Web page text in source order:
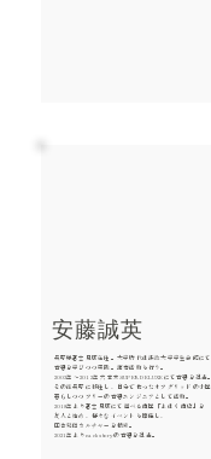
安藤誠英
長野県富士見町在住。大学時代は法政大学学生会館にて
音響を学びつつ実践。演奏活動も行う。
2003年〜2012年 六本木SUPER DELUXEにて音響を担当。
その後長野に移住し、自分で作ったオフグリッドの小屋
暮らしつつフリーの音響エンジニアとして活動。
2018年より富士見町にて遊べる酒屋「よはく酒店」を
友人と始め、様々なイベントも開催し、
田舎発信カルチャーを模索。
2021年よりeach storyの音響を担当。